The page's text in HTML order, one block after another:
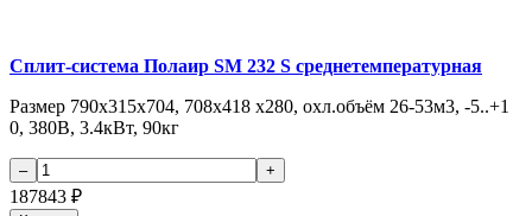
Сплит-система Полаир SM 232 S среднетемпературная
Размер 790х315х704, 708х418 х280, охл.объём 26-53м3, -5..+1
0, 380В, 3.4кВт, 90кг
187843 ₽